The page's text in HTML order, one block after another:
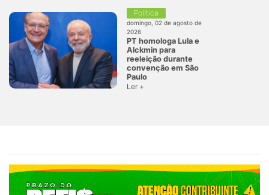
Política
domingo, 02 de agosto de
2026
PT homologa Lula e
Alckmin para
reeleição durante
convenção em São
Paulo
Ler +